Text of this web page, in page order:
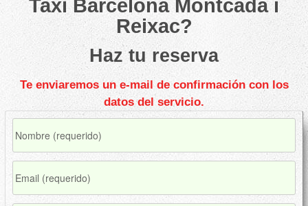
Taxi Barcelona Montcada i
Reixac?
Haz tu reserva
Te enviaremos un e-mail de confirmación con los
datos del servicio.